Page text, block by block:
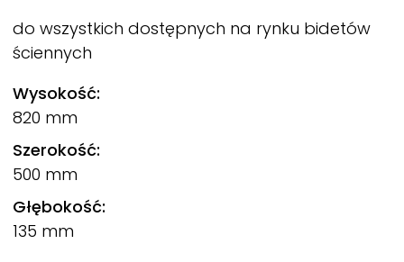
do wszystkich dostępnych na rynku bidetów
ściennych
Wysokość:
820 mm
Szerokość:
500 mm
Głębokość:
135 mm